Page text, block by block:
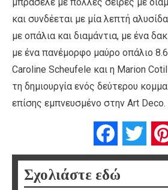
και συνδέεται με μία λεπτή
με οπάλια και διαμάντια, με ένα
με ένα πανέμορφο μαύρο οπάλιο
Caroline Scheufele και η Marion
τη δημιουργία ενός δεύτερου
επίσης εμπνευσμένο στην Art Deco.
Facebook
Σχολιάστε εδώ